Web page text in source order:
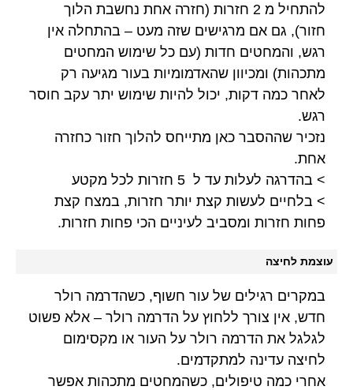
להתחיל מ 2 חזרות (חזרה אחת נחשבת הלוך
חזור), גם אם מרגישים שזה מעט – בהתחלה אין
רגש, והמחטים חדות (עם כל שימוש המחטים
מתכהות) ומכיוון שהאדמומיות בעור מגיעה רק
לאחר כמה דקות, יכול להיות שימוש יתר עקב חוסר
רגש.
נזכיר שההסבר כאן מתייחס להלוך חזור כחזרה
אחת.
> בהדרגה לעלות עד ל 5 חזרות לכל מקטע
> בלחיים לעשות קצת יותר חזרות, במצח קצת
פחות חזרות ומסביב לעיניים הכי פחות חזרות.
עוצמת לחיצה
במקרים רגילים של עור חשוף, כשהדרמה רולר
חדש, אין צורך ללחוץ על הדרמה רולר – אלא פשוט
לגלגל את הדרמה רולר על העור או מקסימום
לחיצה עדינה למתקדמים.
אחרי כמה טיפולים, כשהמחטים מתכהות אפשר